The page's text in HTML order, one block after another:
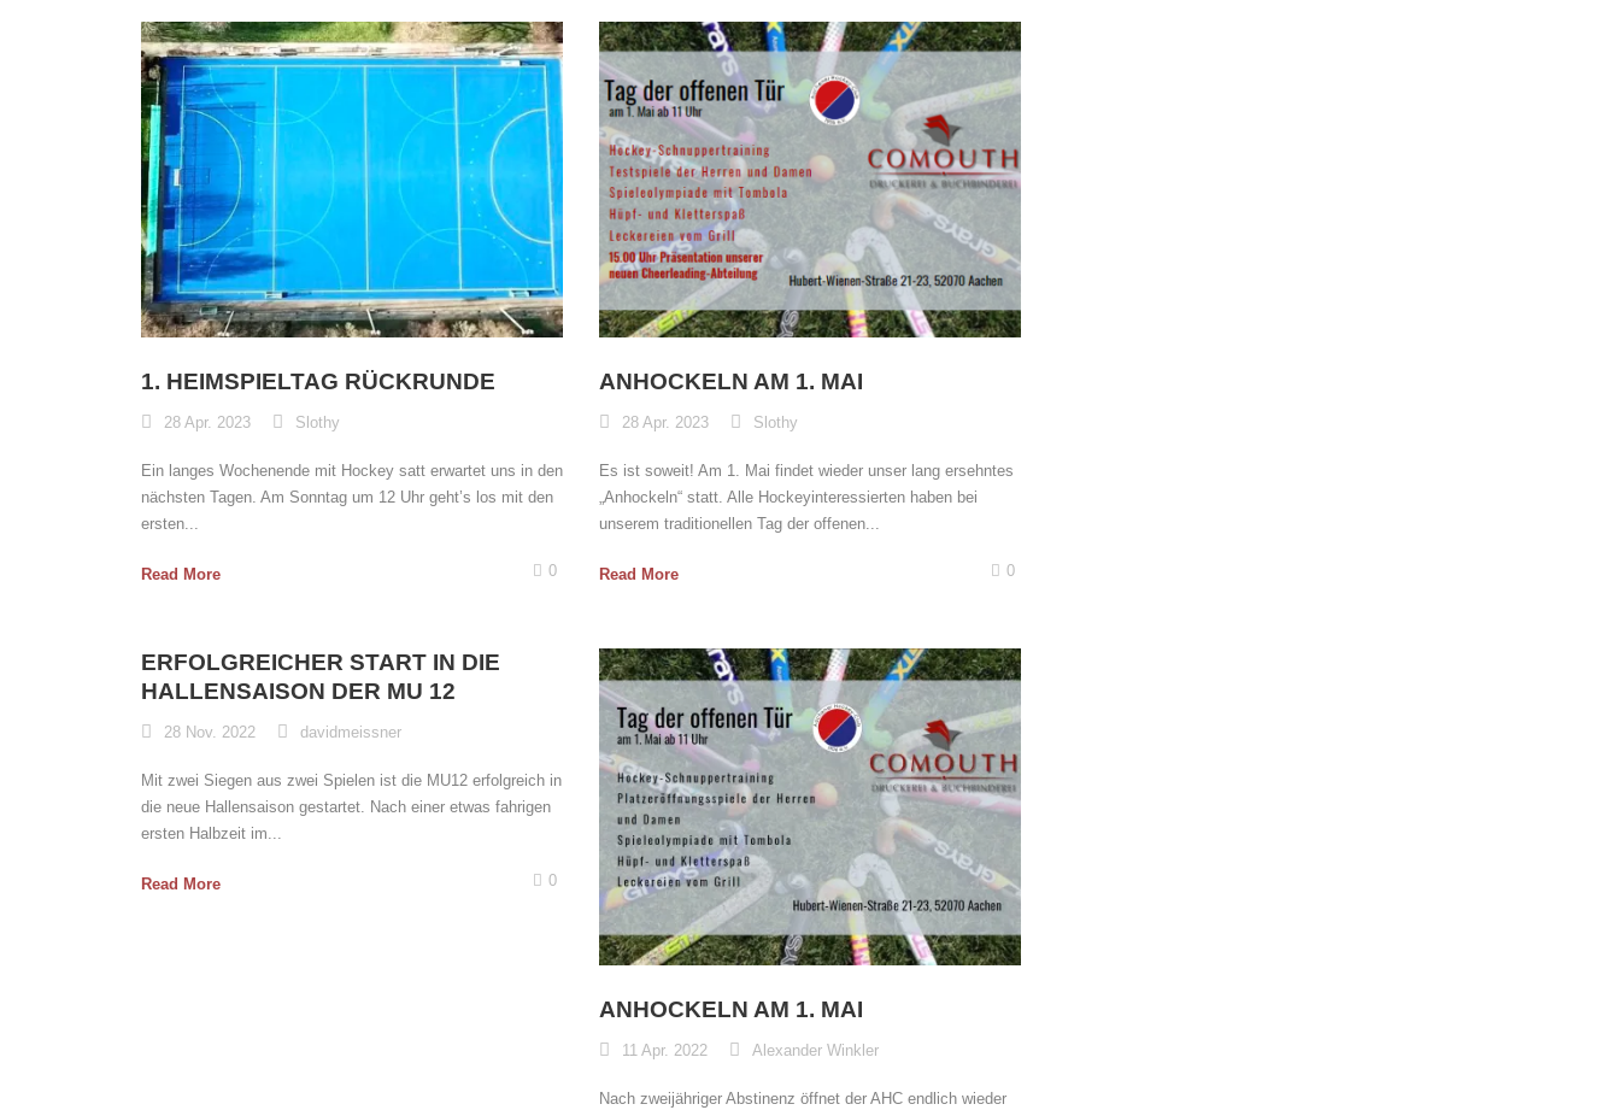
1. HEIMSPIELTAG RÜCKRUNDE
28 Apr. 2023 Slothy
Ein langes Wochenende mit Hockey satt erwartet uns in den
nächsten Tagen. Am Sonntag um 12 Uhr geht’s los mit den
ersten...
Read More 0
ANHOCKELN AM 1. MAI
28 Apr. 2023 Slothy
Es ist soweit! Am 1. Mai findet wieder unser lang ersehntes
„Anhockeln“ statt. Alle Hockeyinteressierten haben bei
unserem traditionellen Tag der offenen...
Read More 0
ERFOLGREICHER START IN DIE
HALLENSAISON DER MU 12
28 Nov. 2022 davidmeissner
Mit zwei Siegen aus zwei Spielen ist die MU12 erfolgreich in
die neue Hallensaison gestartet. Nach einer etwas fahrigen
ersten Halbzeit im...
Read More 0
ANHOCKELN AM 1. MAI
11 Apr. 2022 Alexander Winkler
Nach zweijähriger Abstinenz öffnet der AHC endlich wieder